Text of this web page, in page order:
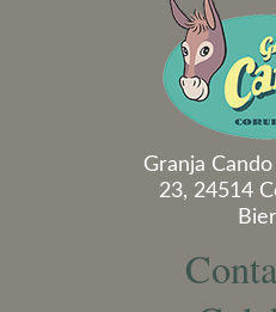
Granja
23, 24514